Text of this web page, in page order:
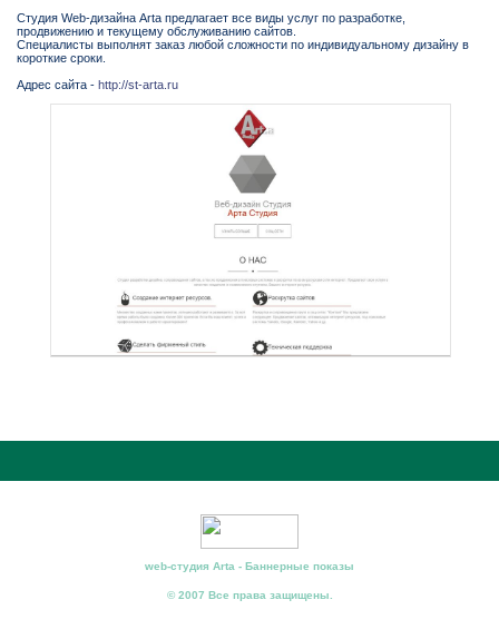
Студия Web-дизайна Arta предлагает все виды услуг по разработке,
продвижению и текущему обслуживанию сайтов.
Специалисты выполнят заказ любой сложности по индивидуальному дизайну в
короткие сроки.
Адрес сайта - http://st-arta.ru
web-студия Arta - Баннерные показы
© 2007 Все права защищены.